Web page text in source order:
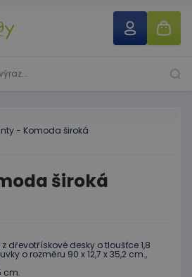
široká
dřevotřískové desky o tloušťce 1,8
o rozměru 90 x 12,7 x 35,2 cm.,
cm.